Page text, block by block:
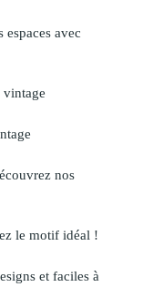
avec
vintage
nos
le motif idéal !
et faciles à